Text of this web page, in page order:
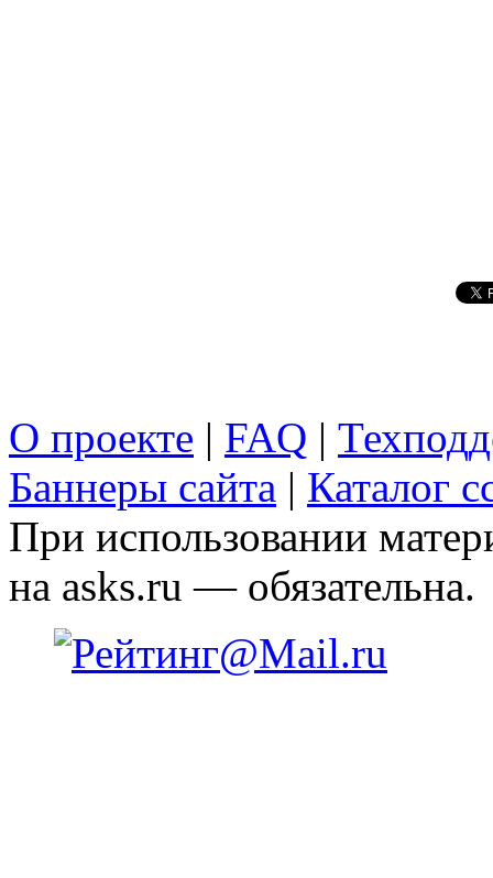
О проекте | FAQ |
Баннеры сайта | Каталог
При использовании
на asks.ru — обязательна.